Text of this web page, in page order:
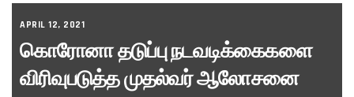
APRIL 12, 2021
கொரோனா தடுப்பு நடவடிக்கைகளை
விரிவுபடுத்த முதல்வர் ஆலோசனை